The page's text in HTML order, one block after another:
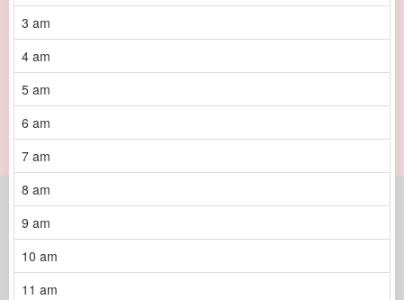
3 am
4 am
5 am
6 am
7 am
8 am
9 am
10 am
11 am